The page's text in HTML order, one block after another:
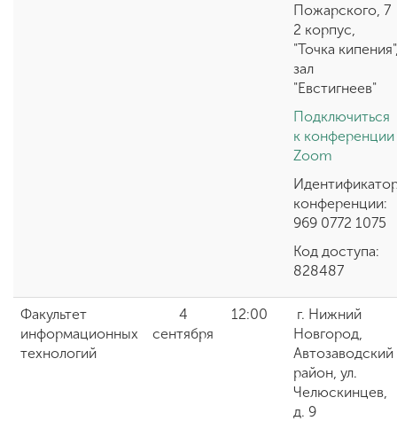
Пожарского, 7
2 корпус,
"Точка
зал
"Евстигнеев"
Подключиться
к конференции
Zoom
конференции:
969 0772 1075
Код доступа:
828487
Факультет
информационных
технологий
4
сентября
12:00
г. Нижний
Новгород,
Автозаводский
район, ул.
Челюскинцев,
д. 9